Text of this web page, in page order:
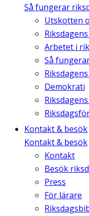
Så fungerar
Utskotten
Arbetet i
Så
Demokrati
Kontakt & besök
Kontakt & besök
Kontakt
Besök
Press
För lärare